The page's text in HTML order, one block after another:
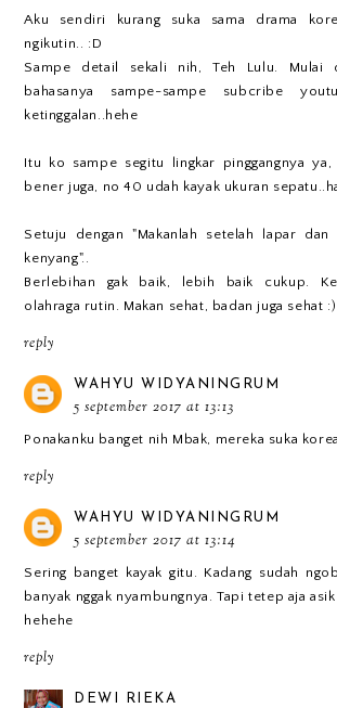
Aku sendiri kurang suka sama drama
ngikutin.. :D
Sampe detail sekali nih, Teh Lulu. Mulai
bahasanya sampe-sampe subcribe
ketinggalan..hehe
Itu ko sampe segitu lingkar pinggangnya
bener juga, no 40 udah kayak ukuran
Setuju dengan "Makanlah setelah lapar
kenyang"..
Berlebihan gak baik, lebih baik cukup.
olahraga rutin. Makan sehat, badan juga sehat :)
reply
WAHYU WIDYANINGRUM
5 september 2017 at 13:13
Ponakanku banget nih Mbak, mereka suka
reply
WAHYU WIDYANINGRUM
5 september 2017 at 13:14
Sering banget kayak gitu. Kadang sudah
banyak nggak nyambungnya. Tapi tetep aja
hehehe
reply
DEWI RIEKA